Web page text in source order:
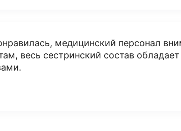
медицинский персонал
весь сестринский состав обладает